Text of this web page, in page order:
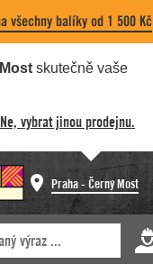
všechny balíky od 1 500 Kč
skutečně vaše
Ne, vybrat jinou prodejnu.
Praha - Černý Most